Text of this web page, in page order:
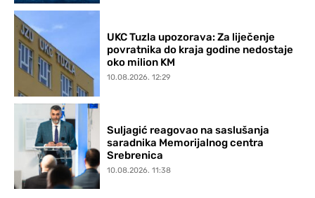
UKC Tuzla upozorava: Za liječenje
povratnika do kraja godine nedostaje
oko milion KM
10.08.2026. 12:29
Suljagić reagovao na saslušanja
saradnika Memorijalnog centra
Srebrenica
10.08.2026. 11:38